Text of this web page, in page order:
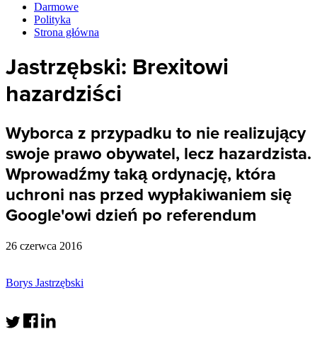
Darmowe
Polityka
Strona główna
Jastrzębski: Brexitowi
hazardziści
Wyborca z przypadku to nie realizujący
swoje prawo obywatel, lecz hazardzista.
Wprowadźmy taką ordynację, która
uchroni nas przed wypłakiwaniem się
Google'owi dzień po referendum
26 czerwca 2016
Borys Jastrzębski